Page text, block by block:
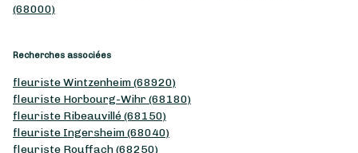
(68000)
Recherches associées
fleuriste Wintzenheim (68920)
fleuriste Horbourg-Wihr (68180)
fleuriste Ribeauvillé (68150)
fleuriste Ingersheim (68040)
fleuriste Rouffach (68250)